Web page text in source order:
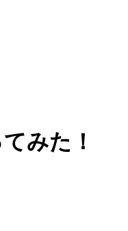
みた！